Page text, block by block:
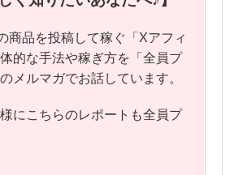
商品を投稿して稼ぐ「Xアフィ
的な手法や稼ぎ方を「全員プ
メルマガでお話しています。
にこちらのレポートも全員プ